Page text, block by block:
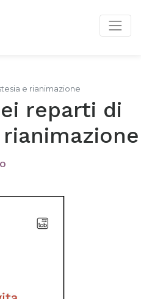
e rianimazione
reparti di